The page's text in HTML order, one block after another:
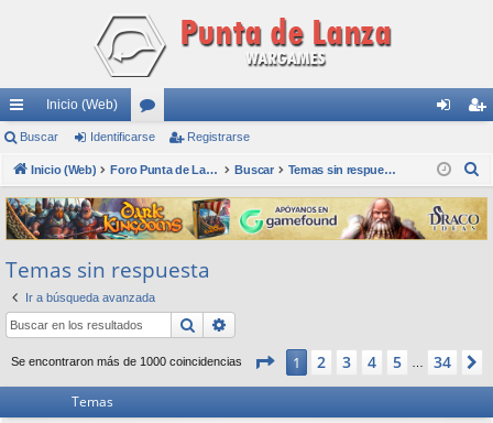
nl
ac
es
rá
pi
do
s
Inicio (Web)
or
os nti
fic
ar
ist
ra
rs
Buscar Identificarse Registrarse
Inicio (Web) Foro Punta de Lanza Wargames Buscar Temas sin respuesta
s
c
Temas sin respuesta
Ir a búsqueda avanzada
Buscar
Se encontraron más de 1000 coincidencias Página de 34
1 2 3 4 5 34
Temas